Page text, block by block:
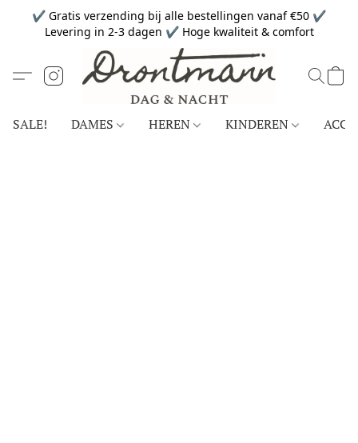
✔ Gratis verzending bij alle bestellingen vanaf €50 ✔
Levering in 2-3 dagen ✔ Hoge kwaliteit & comfort
SALE! DAMES HEREN KINDEREN